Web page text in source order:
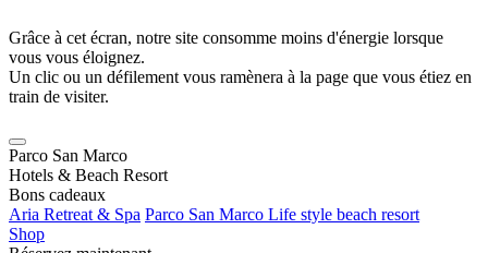
Grâce à cet écran, notre site consomme moins d'énergie lorsque
vous vous éloignez.
Un clic ou un défilement vous ramènera à la page que vous étiez en
train de visiter.
Parco San Marco
Hotels & Beach Resort
Bons cadeaux
Aria Retreat & Spa Parco San Marco Life style beach resort
Shop